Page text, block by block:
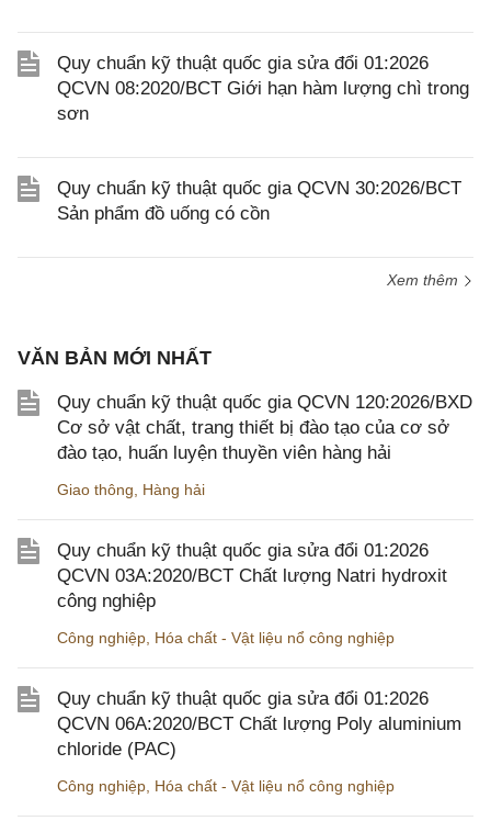
Quy chuẩn kỹ thuật quốc gia sửa đổi 01:2026
QCVN 08:2020/BCT Giới hạn hàm lượng chì trong
sơn
Quy chuẩn kỹ thuật quốc gia QCVN 30:2026/BCT
Sản phẩm đồ uống có cồn
Xem thêm
VĂN BẢN MỚI NHẤT
Quy chuẩn kỹ thuật quốc gia QCVN 120:2026/BXD
Cơ sở vật chất, trang thiết bị đào tạo của cơ sở
đào tạo, huấn luyện thuyền viên hàng hải
Giao thông Hàng hải
Quy chuẩn kỹ thuật quốc gia sửa đổi 01:2026
QCVN 03A:2020/BCT Chất lượng Natri hydroxit
công nghiệp
Công nghiệp Hóa chất - Vật liệu nổ công nghiệp
Quy chuẩn kỹ thuật quốc gia sửa đổi 01:2026
QCVN 06A:2020/BCT Chất lượng Poly aluminium
chloride (PAC)
Công nghiệp Hóa chất - Vật liệu nổ công nghiệp